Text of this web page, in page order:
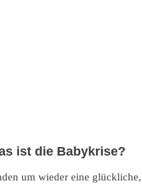
ist die Babykrise?
um wieder eine